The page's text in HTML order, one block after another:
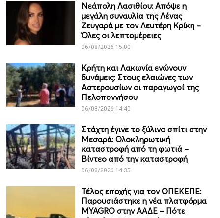
Νεάπολη Λασιθίου: Απόψε η
μεγάλη συναυλία της Λένας
Ζευγαρά με τον Λευτέρη Κρίκη –
Όλες οι λεπτομέρειες
06/08/2026 15:00
Κρήτη και Λακωνία ενώνουν
δυνάμεις: Στους ελαιώνες των
Αστερουσίων οι παραγωγοί της
Πελοποννήσου
06/08/2026 14:40
Στάχτη έγινε το ξύλινο σπίτι στην
Μεσαρά: Ολοκληρωτική
καταστροφή από τη φωτιά –
Βίντεο από την καταστροφή
06/08/2026 14:35
Τέλος εποχής για τον ΟΠΕΚΕΠΕ:
Παρουσιάστηκε η νέα πλατφόρμα
MYAGRO στην ΑΑΔΕ – Πότε